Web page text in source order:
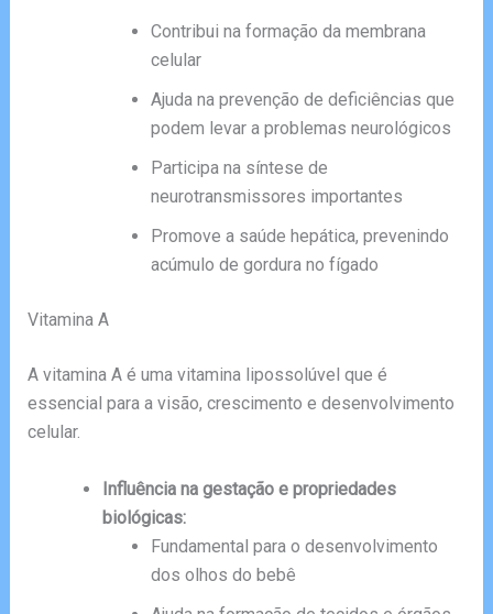
Contribui na formação da membrana
celular
Ajuda na prevenção de deficiências que
podem levar a problemas neurológicos
Participa na síntese de
neurotransmissores importantes
Promove a saúde hepática, prevenindo
acúmulo de gordura no fígado
Vitamina A
A vitamina A é uma vitamina lipossolúvel que é
essencial para a visão, crescimento e desenvolvimento
celular.
Influência na gestação e propriedades
biológicas:
Fundamental para o desenvolvimento
dos olhos do bebê